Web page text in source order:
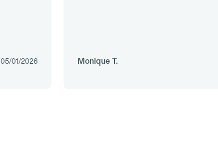
05/01/2026 Monique T.